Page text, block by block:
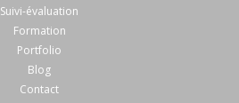
Suivi-évaluation
Formation
Portfolio
Blog
Contact